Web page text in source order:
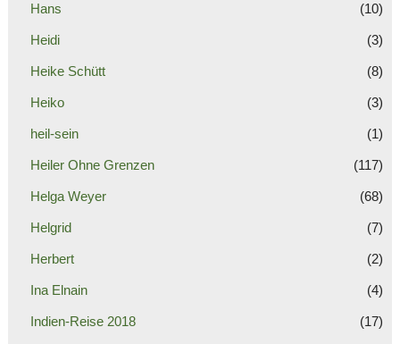
Hans (10)
Heidi (3)
Heike Schütt (8)
Heiko (3)
heil-sein (1)
Heiler Ohne Grenzen (117)
Helga Weyer (68)
Helgrid (7)
Herbert (2)
Ina Elnain (4)
Indien-Reise 2018 (17)